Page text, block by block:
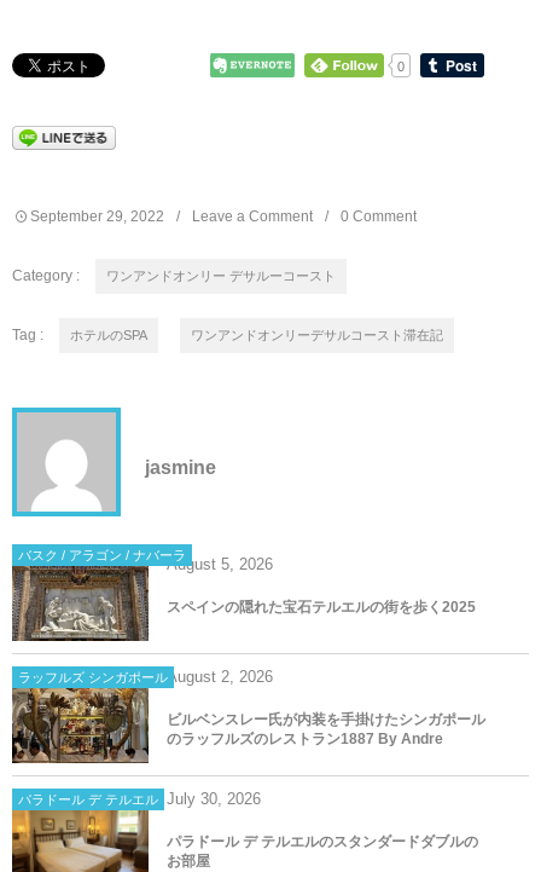
0
September 29,2022 Leave a Comment 0 Comment
Category : ワンアンドオンリー デサルーコースト
Tag : ホテルのSPA ワンアンドオンリーデサルコースト滞在記
jasmine
バスク / アラゴン / ナバーラAugust 5, 2026
スペインの隠れた宝石テルエルの街を歩く2025
ラッフルズ シンガポールAugust 2, 2026
ビルベンスレー氏が内装を手掛けたシンガポール
のラッフルズのレストラン1887 By Andre
パラドール デ テルエル July 30, 2026
パラドール デ テルエルのスタンダードダブルの
お部屋